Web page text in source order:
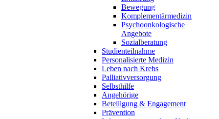
Bewegung
Komplementärmedizin
Psychoonkologische
Angebote
Sozialberatung
Studienteilnahme
Personalisierte Medizin
Leben nach Krebs
Palliativversorgung
Selbsthilfe
Angehörige
Beteiligung & Engagement
Prävention